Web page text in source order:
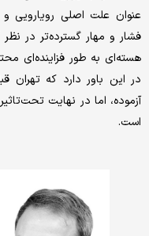
عنوان علت اصلی رویارویی و
فشار و مهار گسترده‌تر در
هسته‌ای به طور فزاینده‌ای
در این باور دارد که تهران
آزموده، اما در نهایت
است.